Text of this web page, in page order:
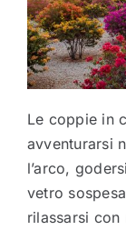
Le coppie in
avventurarsi
l’arco,
vetro
rilassarsi